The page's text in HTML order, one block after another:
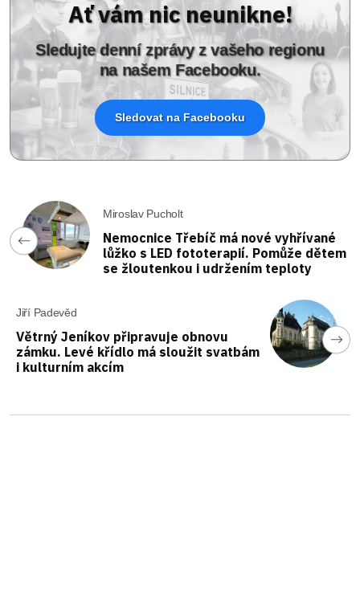
Ať vám nic neunikne!
Sledujte denní zprávy z vašeho regionu
na našem Facebooku.
Sledovat na Facebooku
Miroslav Pucholt
Nemocnice Třebíč má nové vyhřívané
lůžko s LED fototerapií. Pomůže dětem
se žloutenkou i udržením teploty
Jiří Padevěd
Větrný Jeníkov připravuje obnovu
zámku. Levé křídlo má sloužit svatbám
i kulturním akcím